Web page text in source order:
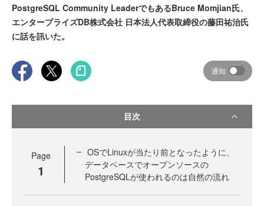
PostgreSQL Community LeaderでもあるBruce Momjian氏、
エンタープライズDB株式会社 日本法人代表取締役の藤田祐治氏
に話を訊いた。
通知
目次
Page
1
OSでLinuxが当たり前となったように、
データベースでオープンソースの
PostgreSQLが使われるのは自然の流れ